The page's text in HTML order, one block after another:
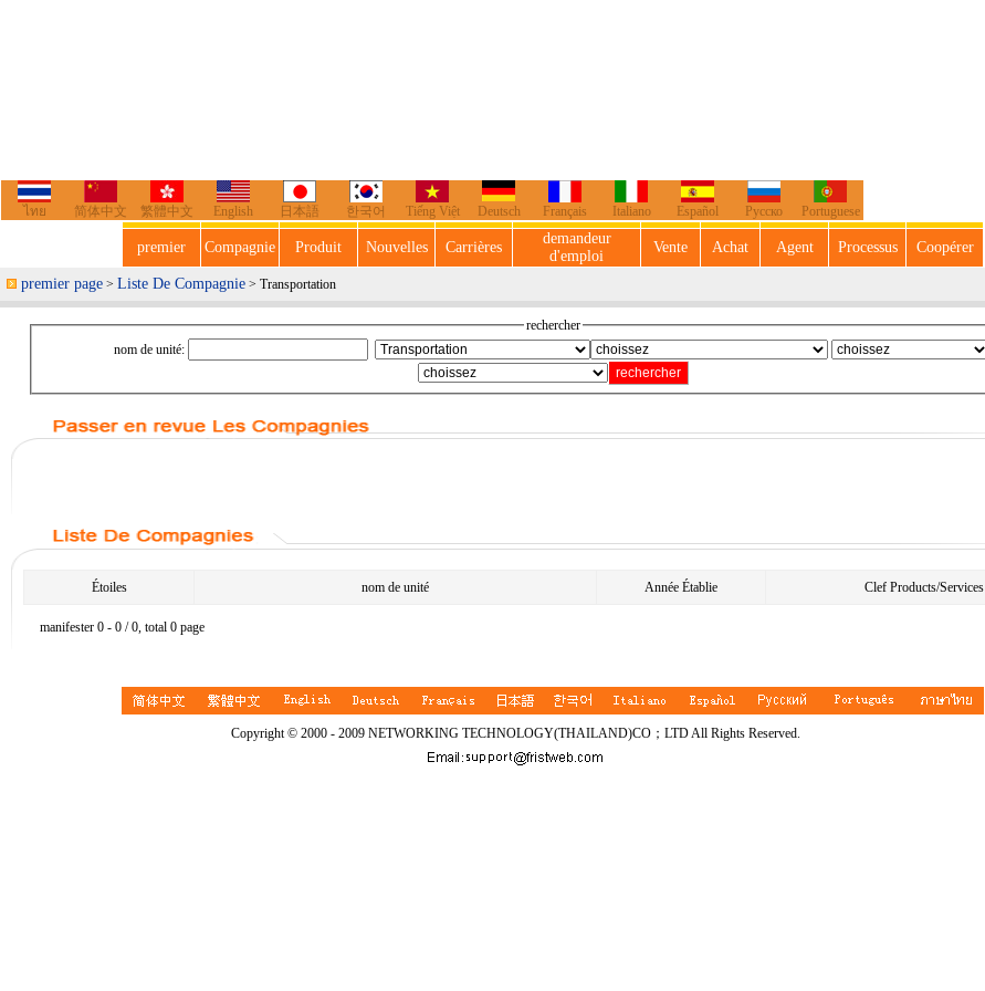
ไทย 简体中文 繁體中文 English 日本語 한국어 Tiếng Việt Deutsch Français Italiano Español Русско Portuguese
premier Compagnie Produit Nouvelles Carrières
demandeur
d'emploi
Vente Achat Agent Processus Coopérer
premier page > Liste De Compagnie > Transportation
rechercher
nom de unité:
Étoiles nom de unité Année Établie Clef Products/Services
manifester 0 - 0 / 0, total 0 page
Copyright © 2000 - 2009 NETWORKING TECHNOLOGY(THAILAND)CO；LTD All Rights Reserved.